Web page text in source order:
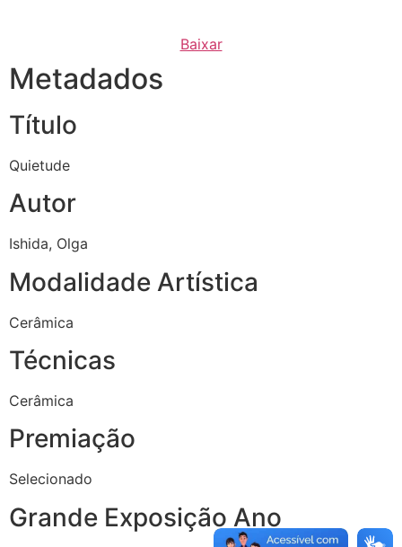
Baixar
Metadados
Título
Quietude
Autor
Ishida, Olga
Modalidade Artística
Cerâmica
Técnicas
Cerâmica
Premiação
Selecionado
Grande Exposição Ano